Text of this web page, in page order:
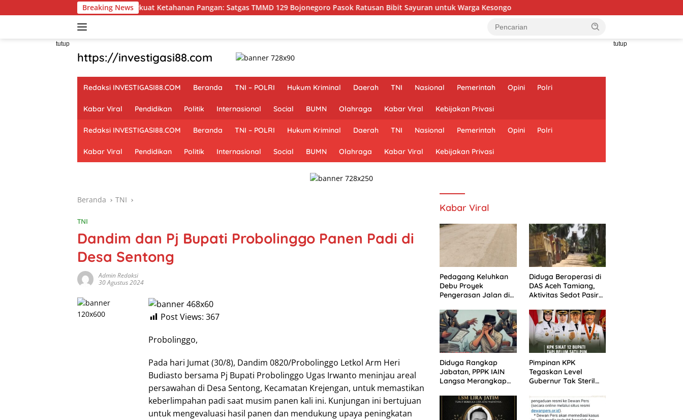
ke
Breaking News
Perkuat Ketahanan Pangan: Satgas TMMD 129 Bojonegoro Pasok Ratusan Bibit Sayuran untuk Warga Kesongo
tutup tutup
https://investigasi88.com
Redaksi INVESTIGASI88.COM Beranda TNI – POLRI Hukum Kriminal Daerah TNI Nasional Pemerintah Opini Polri
Kabar Viral Pendidikan Politik Internasional Social BUMN Olahraga Kabar Viral Kebijakan Privasi
Redaksi INVESTIGASI88.COM Beranda TNI – POLRI Hukum Kriminal Daerah TNI Nasional Pemerintah Opini Polri
Kabar Viral Pendidikan Politik Internasional Social BUMN Olahraga Kabar Viral Kebijakan Privasi
Beranda TNI
TNI
Dandim dan Pj Bupati Probolinggo Panen Padi di
Desa Sentong
Admin Redaksi
30 Agustus 2024
Post Views: 367
Probolinggo,
Pada hari Jumat (30/8), Dandim 0820/Probolinggo Letkol Arm Heri
Budiasto bersama Pj Bupati Probolinggo Ugas Irwanto meninjau areal
persawahan di Desa Sentong, Kecamatan Krejengan, untuk memastikan
keberlimpahan padi saat musim panen kali ini. Kunjungan ini bertujuan
untuk mengevaluasi hasil panen dan mendukung upaya peningkatan
Kabar Viral
Pedagang Keluhkan
Debu Proyek
Pengerasan Jalan di
Kampung Aceh
Tamiang
Diduga Beroperasi di
DAS Aceh Tamiang,
Aktivitas Sedot Pasir
Dipertanyakan Izin
Diduga Rangkap
Jabatan, PPPK IAIN
Langsa Merangkap
Sorotan Warga
Pimpinan KPK
Tegaskan Level
Gubernur Tak Steril
Cukup, Bukan
Dilindungi